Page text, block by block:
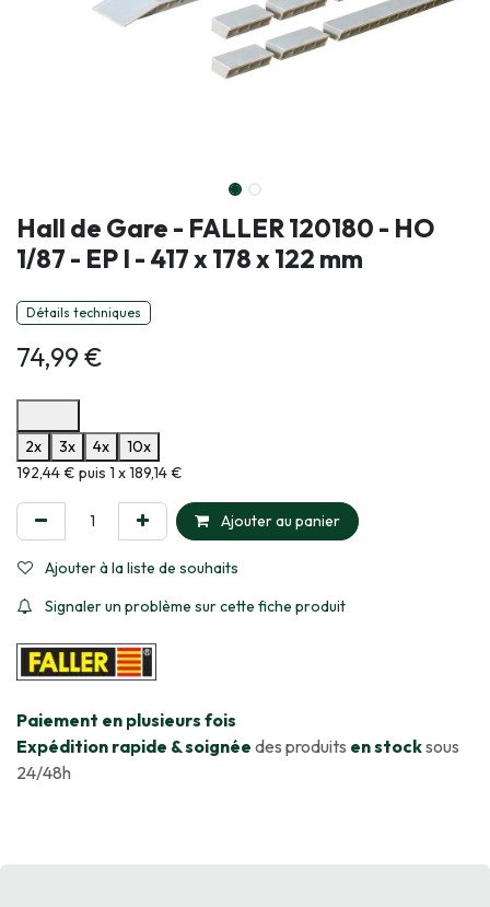
Hall de Gare - FALLER 120180 - HO
1/87 - EP I - 417 x 178 x 122 mm
Détails techniques
74,99€
2x
3x 4x
10x
Informations sur le plan de paiement sélectionné
192,44 € puis 1 x 189,14 €
Ajouter au panier
Ajouter à la liste de souhaits
Signaler un problème sur cette fiche produit
​Paiement en plusieurs fois
Expédition rapide & soignée des produits en stocksous
24/48h